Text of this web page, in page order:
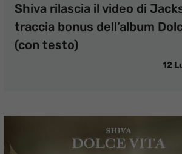
Shiva rilascia il video di
traccia bonus dell’album
(con testo)
12